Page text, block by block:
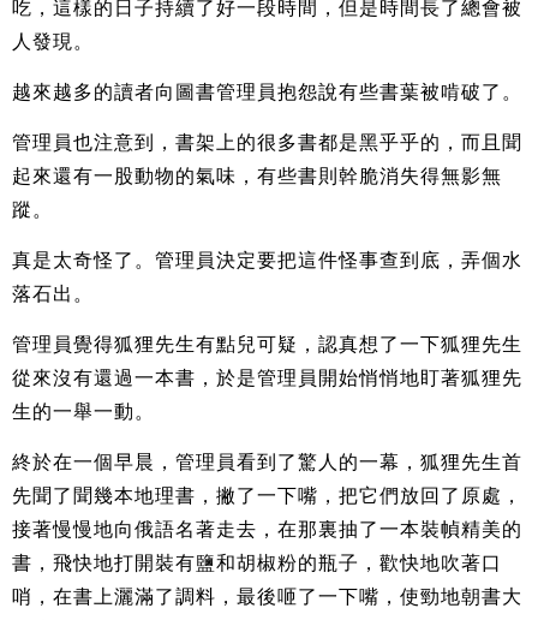
吃，這樣的日子持續了好一段時間，但是時間長了總會被
人發現。
越來越多的讀者向圖書管理員抱怨說有些書葉被啃破了。
管理員也注意到，書架上的很多書都是黑乎乎的，而且聞
起來還有一股動物的氣味，有些書則幹脆消失得無影無
蹤。
真是太奇怪了。管理員決定要把這件怪事查到底，弄個水
落石出。
管理員覺得狐狸先生有點兒可疑，認真想了一下狐狸先生
從來沒有還過一本書，於是管理員開始悄悄地盯著狐狸先
生的一舉一動。
終於在一個早晨，管理員看到了驚人的一幕，狐狸先生首
先聞了聞幾本地理書，撇了一下嘴，把它們放回了原處，
接著慢慢地向俄語名著走去，在那裏抽了一本裝幀精美的
書，飛快地打開裝有鹽和胡椒粉的瓶子，歡快地吹著口
哨，在書上灑滿了調料，最後咂了一下嘴，使勁地朝書大